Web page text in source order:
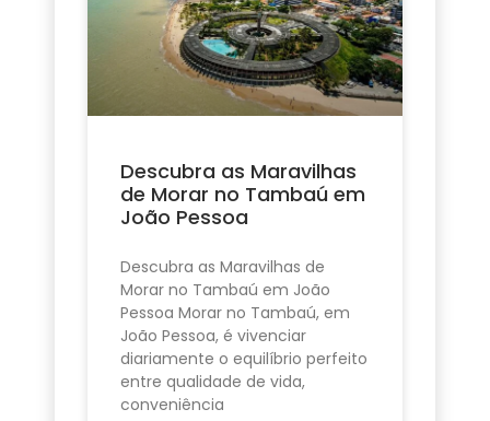
Descubra as Maravilhas
de Morar no Tambaú em
João Pessoa
Descubra as Maravilhas de
Morar no Tambaú em João
Pessoa Morar no Tambaú, em
João Pessoa, é vivenciar
diariamente o equilíbrio perfeito
entre qualidade de vida,
conveniência